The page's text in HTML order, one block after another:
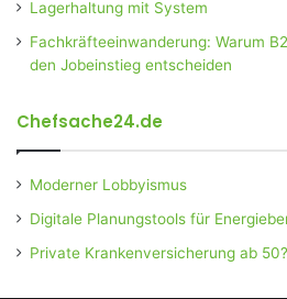
Lagerhaltung mit System
Fachkräfteeinwanderung: Warum
den Jobeinstieg entscheiden
Chefsache24.de
Moderner Lobbyismus
Digitale Planungstools für
Private Krankenversicherung ab 50?